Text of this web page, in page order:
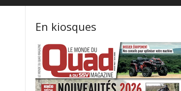
En kiosques